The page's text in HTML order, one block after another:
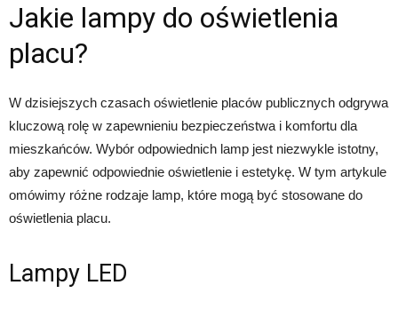
Jakie lampy do oświetlenia
placu?
W dzisiejszych czasach oświetlenie placów publicznych odgrywa
kluczową rolę w zapewnieniu bezpieczeństwa i komfortu dla
mieszkańców. Wybór odpowiednich lamp jest niezwykle istotny,
aby zapewnić odpowiednie oświetlenie i estetykę. W tym artykule
omówimy różne rodzaje lamp, które mogą być stosowane do
oświetlenia placu.
Lampy LED